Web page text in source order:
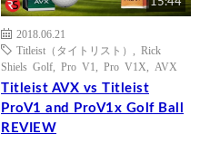
15:44
2018.06.21
Titleist（タイトリスト）
Rick
Shiels Golf
Pro V1 Pro V1X AVX
Titleist AVX vs Titleist
ProV1 and ProV1x Golf Ball
REVIEW